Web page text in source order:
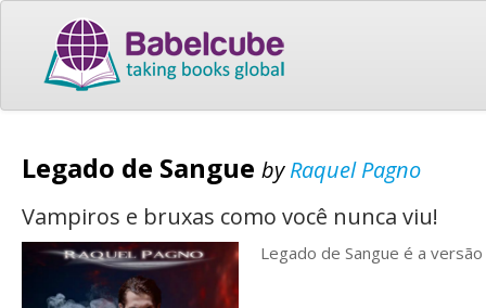
Legado de Sangue byRaquel Pagno
Vampiros e bruxas como você nunca viu!
Legado de Sangue é a